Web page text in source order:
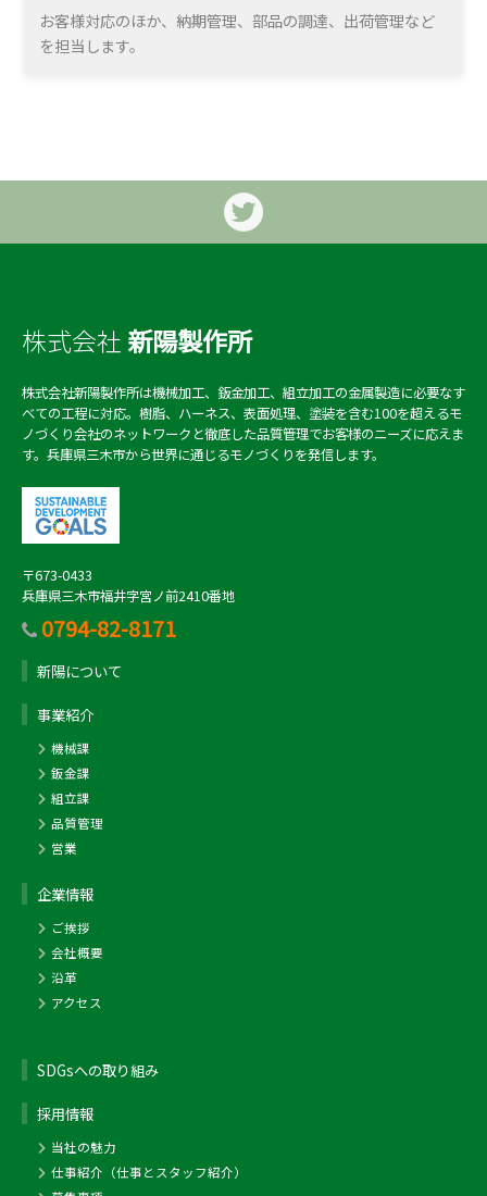
お客様対応のほか、納期管理、部品の調達、出荷管理など
を担当します。
株式会社新陽製作所
株式会社新陽製作所は機械加工、鈑金加工、組立加工の金属製造に必要なす
べての工程に対応。樹脂、ハーネス、表面処理、塗装を含む100を超えるモ
ノづくり会社のネットワークと徹底した品質管理でお客様のニーズに応えま
す。兵庫県三木市から世界に通じるモノづくりを発信します。
〒673-0433
兵庫県三木市福井字宮ノ前2410番地
0794-82-8171
新陽について
事業紹介
機械課
鈑金課
組立課
品質管理
営業
企業情報
ご挨拶
会社概要
沿革
アクセス
SDGsへの取り組み
採用情報
当社の魅力
仕事紹介（仕事とスタッフ紹介）